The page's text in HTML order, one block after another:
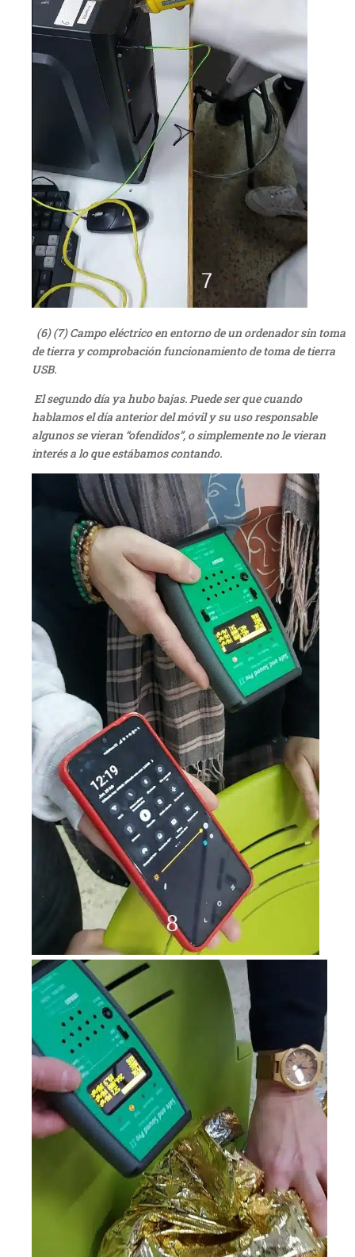
(6) (7) Campo eléctrico en entorno de un ordenador sin toma
de tierra y comprobación funcionamiento de toma de tierra
USB.
El segundo día ya hubo bajas. Puede ser que cuando
hablamos el día anterior del móvil y su uso responsable
algunos se vieran “ofendidos”, o simplemente no le vieran
interés a lo que estábamos contando.